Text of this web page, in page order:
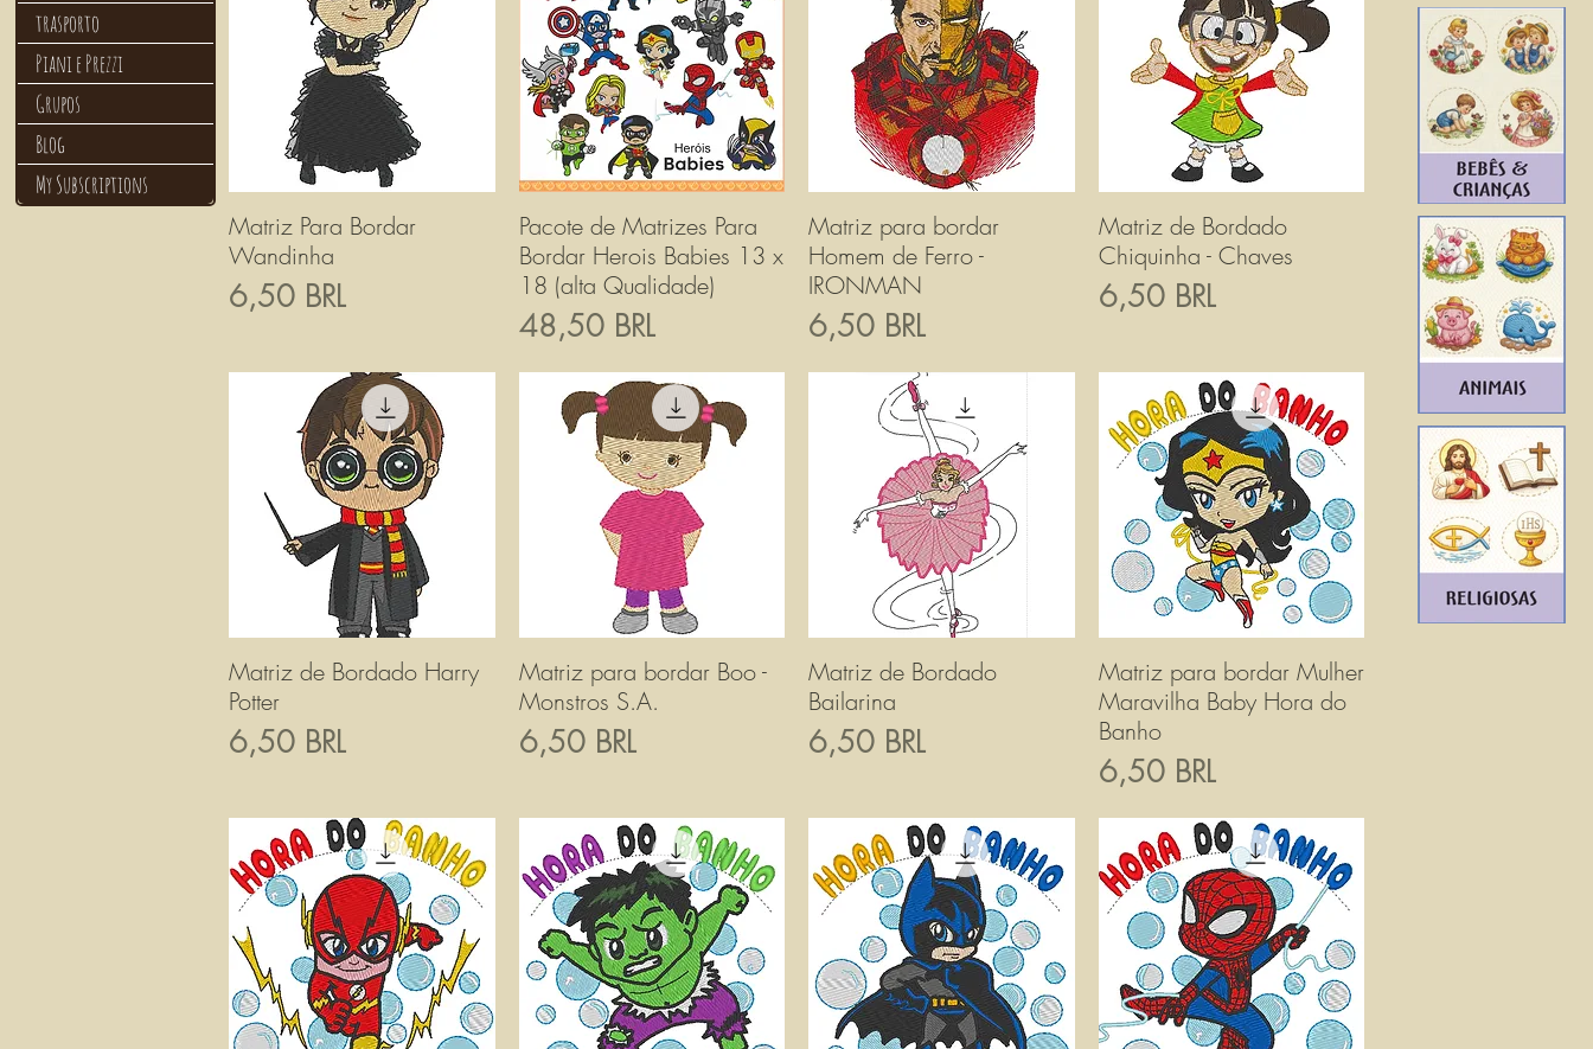
Vista rapida
Matriz Para Bordar
Wandinha
Prezzo
6,50 BRL
Vista rapida
Pacote de Matrizes Para
Bordar Herois Babies 13 x
18 (alta Qualidade)
Prezzo
48,50 BRL
Vista rapida
Matriz para bordar
Homem de Ferro -
IRONMAN
Prezzo
6,50 BRL
Vista rapida
Matriz de Bordado
Chiquinha - Chaves
Prezzo
6,50 BRL
Vista rapida
Matriz de Bordado Harry
Potter
Prezzo
6,50 BRL
Vista rapida
Matriz para bordar Boo -
Monstros S.A.
Prezzo
6,50 BRL
Vista rapida
Matriz de Bordado
Bailarina
Prezzo
6,50 BRL
Vista rapida
Matriz para bordar Mulher
Maravilha Baby Hora do
Banho
Prezzo
6,50 BRL
trasporto
Piani e Prezzi
Grupos
Blog
My Subscriptions